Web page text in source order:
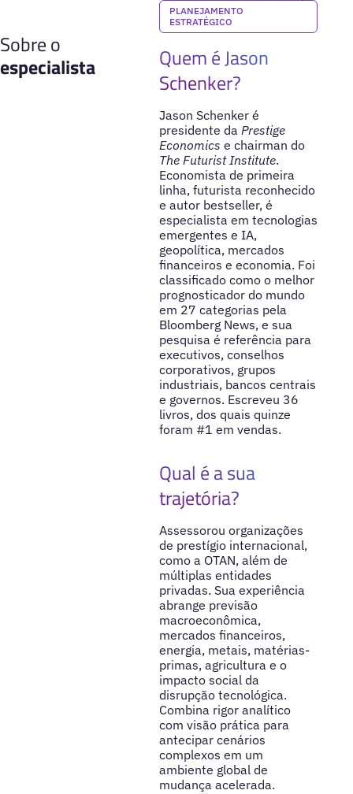
PLANEJAMENTO
ESTRATÉGICO
Sobre o
especialista
Quem é Jason
Schenker?
Jason Schenker é
presidente da Prestige
Economics e chairman do
The Futurist Institute.
Economista de primeira
linha, futurista reconhecido
e autor bestseller, é
especialista em tecnologias
emergentes e IA,
geopolítica, mercados
financeiros e economia. Foi
classificado como o melhor
prognosticador do mundo
em 27 categorias pela
Bloomberg News, e sua
pesquisa é referência para
executivos, conselhos
corporativos, grupos
industriais, bancos centrais
e governos. Escreveu 36
livros, dos quais quinze
foram #1 em vendas.
Qual é a sua
trajetória?
Assessorou organizações
de prestígio internacional,
como a OTAN, além de
múltiplas entidades
privadas. Sua experiência
abrange previsão
macroeconômica,
mercados financeiros,
energia, metais, matérias-
primas, agricultura e o
impacto social da
disrupção tecnológica.
Combina rigor analítico
com visão prática para
antecipar cenários
complexos em um
ambiente global de
mudança acelerada.